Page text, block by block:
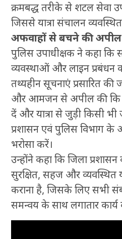
क्रमबद्ध तरीके से शटल सेवा
जिससे यात्रा संचालन
अफवाहों से बचने की अपील
पुलिस उपाधीक्षक ने कहा कि
व्यवस्थाओं और लाइन प्रबंधन
तथ्यहीन सूचनाएं प्रसारित की
और आमजन से अपील की कि
दें और यात्रा से जुड़ी किसी
प्रशासन एवं पुलिस विभाग के
भरोसा करें।
उन्होंने कहा कि जिला प्रशासन
सुरक्षित, सहज और व्यवस्थित
कराना है, जिसके लिए सभी
समन्वय के साथ लगातार कार्य